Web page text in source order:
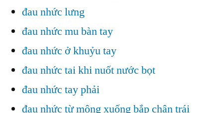
đau nhức lưng
đau nhức mu bàn tay
đau nhức ở khuỷu tay
đau nhức tai khi nuốt nước bọt
đau nhức tay phải
đau nhức từ mông xuống bắp chân trái